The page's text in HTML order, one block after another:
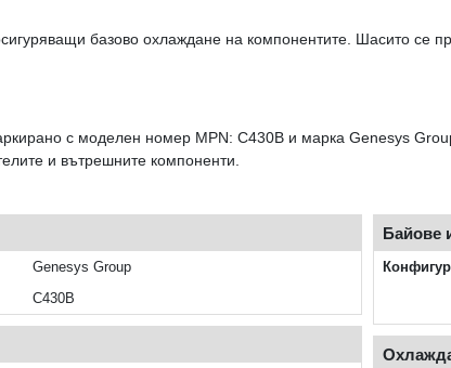
базово охлаждане на компонентите. Шасито се
с моделен номер MPN: C430B и марка Genesys
и вътрешните компоненти.
Genesys Group
C430B
Байове